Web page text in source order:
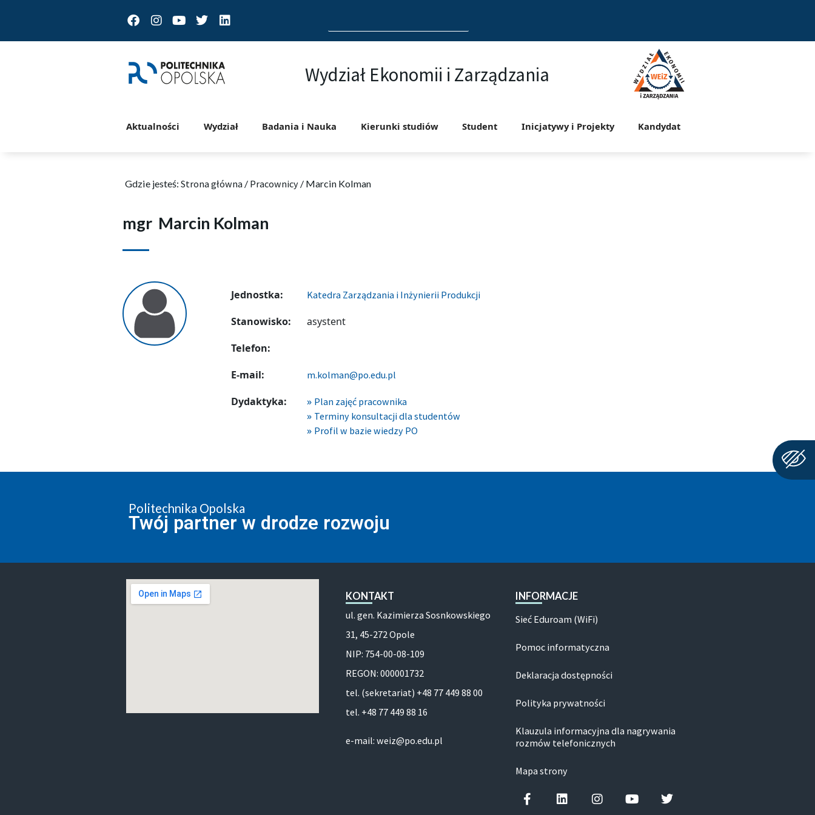
FacebookInstagram
Youtube
TwitterLinkedin
for:
Wydział Ekonomii i Zarządzania
Aktualności Wydział Badania i Nauka Kierunki studiów Student Inicjatywy i Projekty Kandydat
Gdzie jesteś: Strona główna / Pracownicy/ Marcin Kolman
mgr Marcin Kolman
Jednostka: Katedra Zarządzania i Inżynierii Produkcji
Stanowisko:
asystent
Telefon:
E-mail:
m.kolman@po.edu.pl
Dydaktyka:
Plan zajęć pracownika
Terminy konsultacji dla studentów
Profil w bazie wiedzy PO
Politechnika Opolska
Twój partner w drodze rozwoju
KONTAKT
ul. gen. Kazimierza Sosnkowskiego
31, 45-272 Opole
NIP: 754-00-08-109
REGON: 000001732
tel. (sekretariat) +48 77 449 88 00
tel. +48 77 449 88 16
e-mail: weiz@po.edu.pl
INFORMACJE
Sieć Eduroam (WiFi)
Pomoc informatyczna
Deklaracja dostępności
Polityka prywatności
Klauzula informacyjna dla nagrywania
rozmów telefonicznych
Mapa strony
Facebook-fLinkedinInstagramYoutubeTwitter